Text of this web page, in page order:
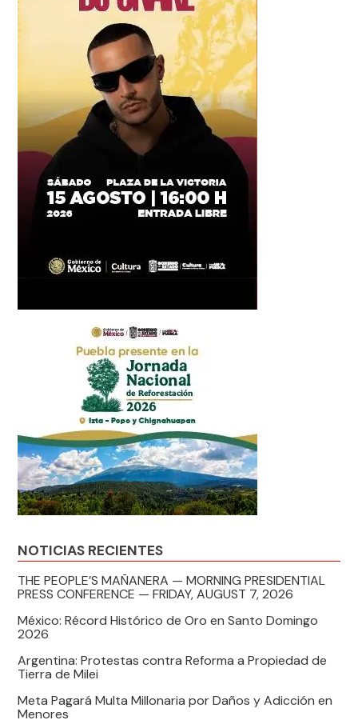
NOTICIAS RECIENTES
THE PEOPLE’S MAÑANERA — MORNING PRESIDENTIAL
PRESS CONFERENCE — FRIDAY, AUGUST 7, 2026
México: Récord Histórico de Oro en Santo Domingo
2026
Argentina: Protestas contra Reforma a Propiedad de
Tierra de Milei
Meta Pagará Multa Millonaria por Daños y Adicción en
Menores